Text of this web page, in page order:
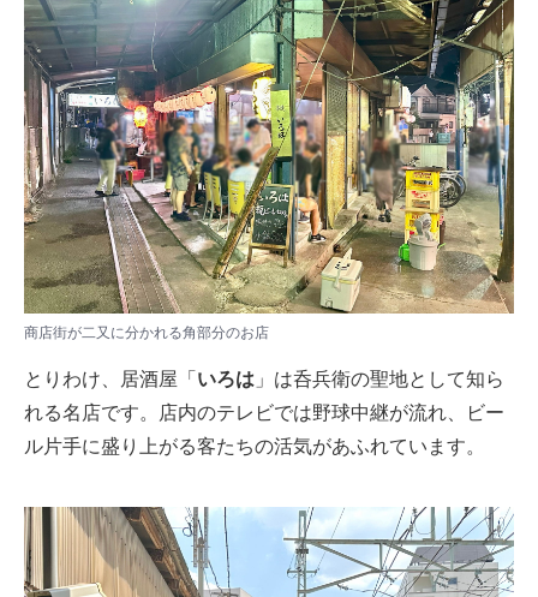
商店街が二又に分かれる角部分のお店
とりわけ、居酒屋「 いろは 」は呑兵衛の聖地として知ら
れる名店です。店内のテレビでは野球中継が流れ、ビー
ル片手に盛り上がる客たちの活気があふれています。